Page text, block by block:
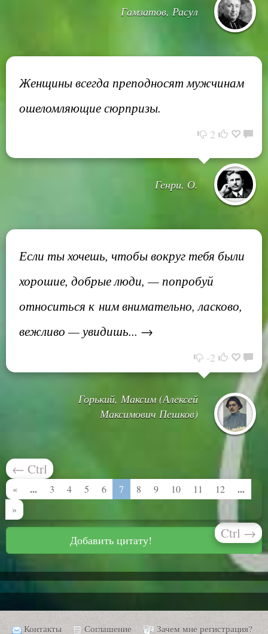
Гамзатов, Расул
Женщины всегда преподносят мужчинам
ошеломляющие сюрпризы.
2
Генри, О.
Если ты хочешь, чтобы вокруг тебя были
хорошие, добрые люди, — попробуй
относиться к ним внимательно, ласково,
вежливо — увидишь... →
-2
Горький, Максим (Алексей
Максимович Пешков)
← Ctrl
« ... 3 4 5 6 7 8 9 10 11 12 ...
»
Ctrl →
Добавить цитату!
Контакты Соглашение Зачем мне регистрация?